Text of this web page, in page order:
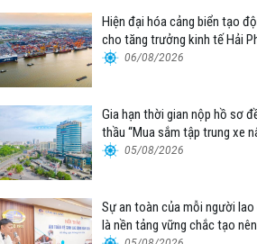
Hiện đại hóa cảng biển tạo
cho tăng trưởng kinh tế Hải
06/08/2026
Gia hạn thời gian nộp hồ sơ
thầu “Mua sắm tập trung xe
container thuộc Tổng công ty
05/08/2026
Sự an toàn của mỗi người
là nền tảng vững chắc tạo